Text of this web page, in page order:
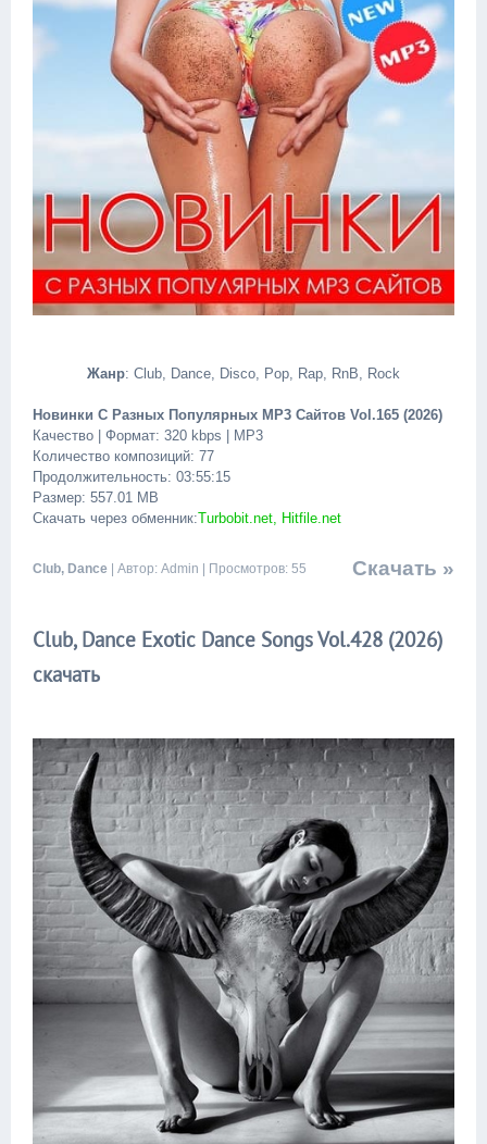
Жанр: Club, Dance, Disco, Pop, Rap, RnB, Rock
Новинки С Разных Популярных MP3 Сайтов Vol.165 (2026)
Качество | Формат: 320 kbps | MP3
Количество композиций: 77
Продолжительность: 03:55:15
Размер: 557.01 MB
Скачать через обменник:Turbobit.net, Hitfile.net
Скачать »
Club, Dance | Автор: Admin | Просмотров: 55
Club, Dance Exotic Dance Songs Vol.428 (2026)
скачать